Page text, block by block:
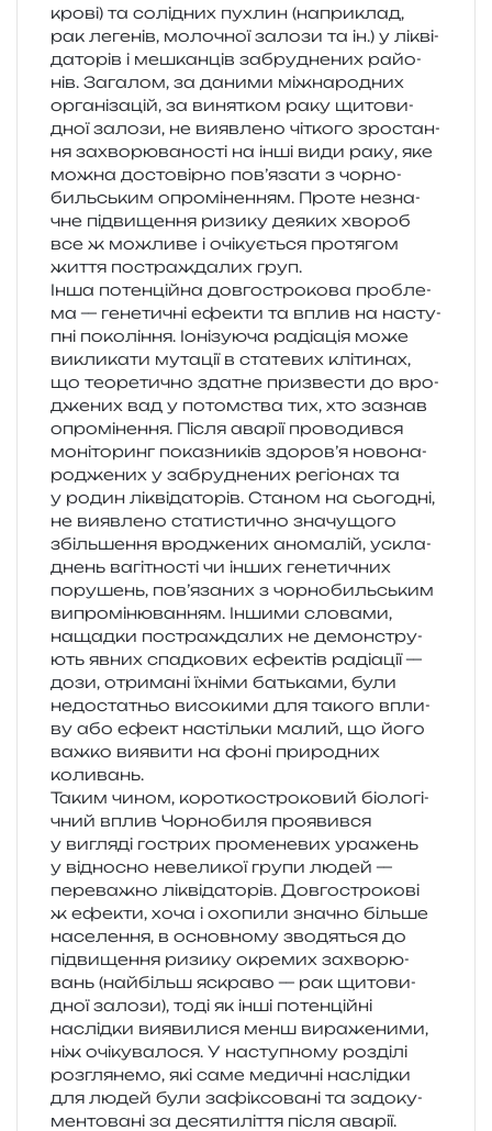
крові) та солі­дних пухлин (напри­клад,
рак леге­нів, моло­чної зало­зи та ін.) у лікві­
да­то­рів і мешкан­ців забру­дне­них райо­
нів. Загалом, за дани­ми між­на­ро­дних
орга­ні­за­цій, за виня­тком раку щито­ви­
дної зало­зи, не вияв­ле­но чітко­го зро­ста­н­
ня захво­рю­ва­но­сті на інші види раку, яке
можна досто­вір­но пов’язати з чор­но­
биль­ським опро­мі­не­н­ням. Проте незна­
чне під­ви­ще­н­ня ризи­ку деяких хво­роб
все ж можли­ве і очі­ку­є­ться про­тя­гом
життя постра­жда­лих груп.
Інша потен­цій­на дов­го­стро­ко­ва про­бле­
ма — гене­ти­чні ефе­кти та вплив на насту­
пні поко­лі­н­ня. Іонізуюча раді­а­ція може
викли­ка­ти мута­ції в ста­те­вих клі­ти­нах,
що тео­ре­ти­чно зда­тне при­зве­сти до вро­
дже­них вад у потом­ства тих, хто зазнав
опро­мі­не­н­ня. Після ава­рії про­во­див­ся
моні­то­ринг пока­зни­ків здоров’я ново­на­
ро­дже­них у забру­дне­них регіо­нах та
у родин лікві­да­то­рів. Станом на сьо­го­дні,
не вияв­ле­но ста­ти­сти­чно зна­чу­що­го
збіль­ше­н­ня вро­дже­них ано­ма­лій, ускла­
днень вагі­тно­сті чи інших гене­ти­чних
пору­шень, пов’язаних з чор­но­биль­ським
випро­мі­ню­ва­н­ням. Іншими сло­ва­ми,
нащад­ки постра­жда­лих не демон­стру­
ють явних спад­ко­вих ефе­ктів раді­а­ції —
дози, отри­ма­ні їхні­ми батька­ми, були
недо­ста­тньо висо­ки­ми для тако­го впли­
ву або ефект настіль­ки малий, що його
важко вияви­ти на фоні при­ро­дних
коливань.
Таким чином, коро­тко­стро­ко­вий біо­ло­гі­
чний вплив Чорнобиля про­я­вив­ся
у вигля­ді гострих про­ме­не­вих ура­жень
у від­но­сно неве­ли­кої групи людей —
пере­ва­жно лікві­да­то­рів. Довгострокові
ж ефе­кти, хоча і охо­пи­ли зна­чно біль­ше
насе­ле­н­ня, в основ­но­му зво­дя­ться до
під­ви­ще­н­ня ризи­ку окре­мих захво­рю­
вань (най­більш яскра­во — рак щито­ви­
дної зало­зи), тоді як інші потен­цій­ні
наслід­ки вияви­ли­ся менш вира­же­ни­ми,
ніж очі­ку­ва­ло­ся. У насту­пно­му роз­ді­лі
роз­гля­не­мо, які саме меди­чні наслід­ки
для людей були зафі­ксо­ва­ні та задо­ку­
мен­то­ва­ні за деся­ти­лі­т­тя після аварії.